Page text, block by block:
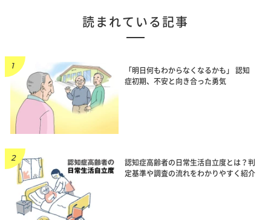
読まれている記事
「明日何もわからなくなるかも」 認知
症初期、不安と向き合った勇気
認知症高齢者の日常生活自立度とは？判
定基準や調査の流れをわかりやすく紹介